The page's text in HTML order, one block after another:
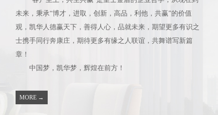
未来，秉承“博才，进取，创新，高品，利他，共赢”的价值
观，凯华人德赢天下，善得人心，品就未来，期望更多有识之
士携手同行奔康庄，期待更多有缘之人联谊，共舞谱写新篇
章！
中国梦，凯华梦，辉煌在前方！
MORE →